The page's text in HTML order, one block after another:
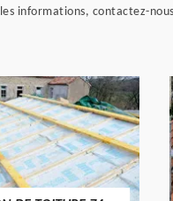
informations, contactez-